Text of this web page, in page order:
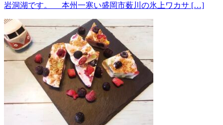
岩洞湖です。 本州一寒い盛岡市薮川の氷上ワカサ […]